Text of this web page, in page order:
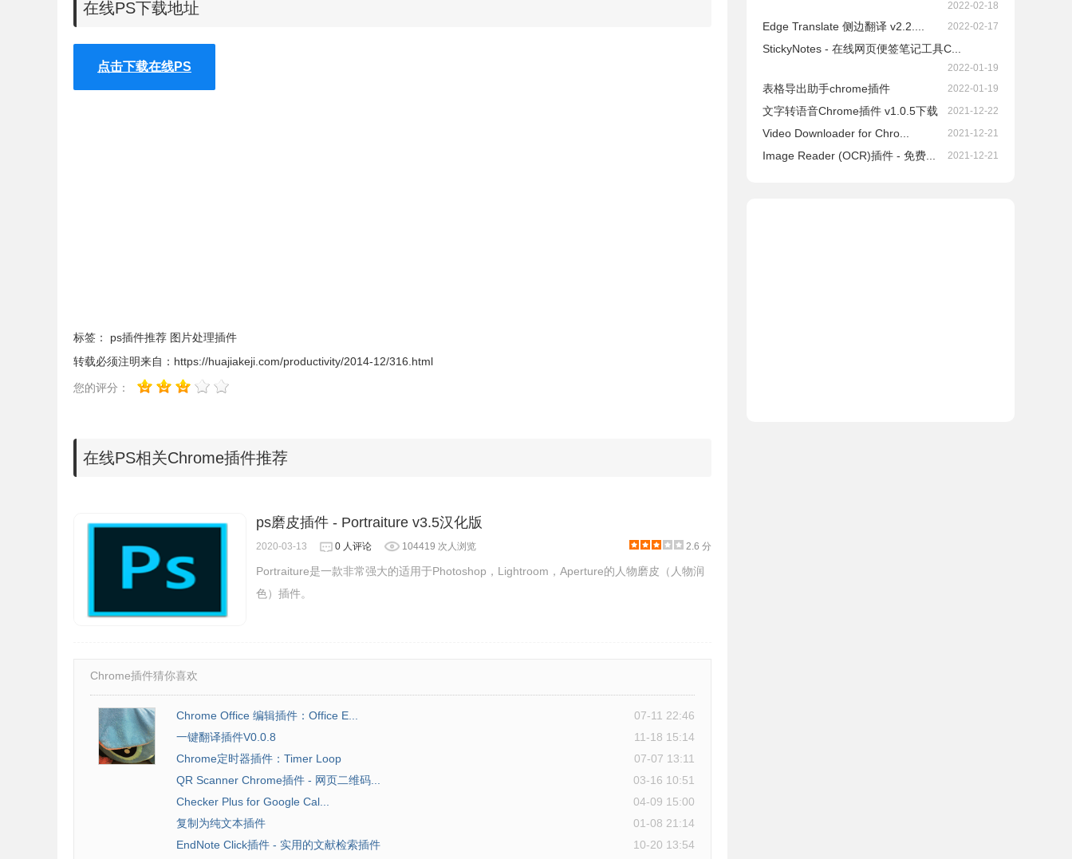
行分享，如图所示：
在线PS下载地址
点击下载在线PS
标签： ps插件推荐 图片处理插件
转载必须注明来自： https://huajiakeji.com/productivity/2014-12/316.html
您的评分：
在线PS相关Chrome插件推荐
ps磨皮插件 - Portraiture v3.5汉化版
2020-03-13 0 人评论 104419 次人浏览 2.6 分
Portraiture是一款非常强大的适用于Photoshop，Lightroom，Aperture的人物磨皮（人物润
色）插件。
Chrome插件猜你喜欢
Chrome Office 编辑插件：Office E...
07-11 22:46
一键翻译插件V0.0.8
11-18 15:14
Chrome定时器插件：Timer Loop
07-07 13:11
QR Scanner Chrome插件 - 网页二维码...
03-16 10:51
Checker Plus for Google Cal...
04-09 15:00
复制为纯文本插件
01-08 21:14
EndNote Click插件 - 实用的文献检索插件
10-20 13:54
2022-02-18
Edge Translate 侧边翻译 v2.2.... 2022-02-17
StickyNotes - 在线网页便签笔记工具C...
2022-01-19
表格导出助手chrome插件 2022-01-19
文字转语音Chrome插件 v1.0.5下载 2021-12-22
Video Downloader for Chro... 2021-12-21
Image Reader (OCR)插件 - 免费... 2021-12-21